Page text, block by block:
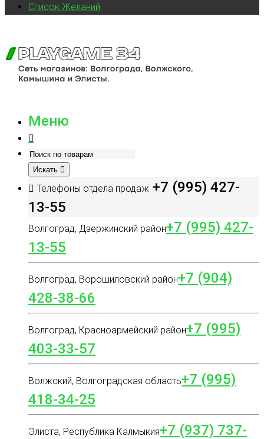
Список Желаний
Меню
Искать
Телефоны отдела продаж +7 (995) 427-
13-55
Волгоград, Дзержинский район+7 (995) 427-
13-55
Волгоград, Ворошиловский район+7 (904)
428-38-66
Волгоград, Красноармейский район+7 (995)
403-33-57
Волжский, Волгоградская область+7 (995)
418-34-25
Элиста, Республика Калмыкия+7 (937) 737-